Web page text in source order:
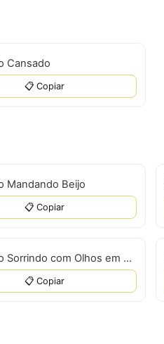
Cansado
📋 Copiar
Mandando Beijo
📋 Copiar
Rosto Sorrindo com Olhos em Forma de Coração
📋 Copiar